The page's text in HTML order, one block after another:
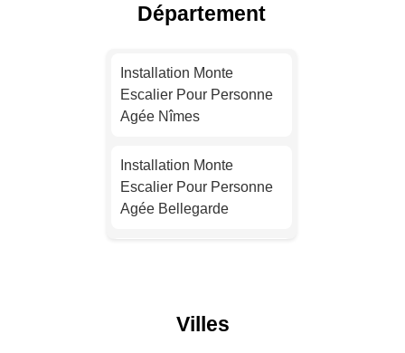
Agée Toulouse
Agée Nice
Installation Monte
Département
Installation Monte
Escalier Pour Personne
Agée Nîmes
Installation Monte
Escalier Pour Personne
Agée Bellegarde
Villes